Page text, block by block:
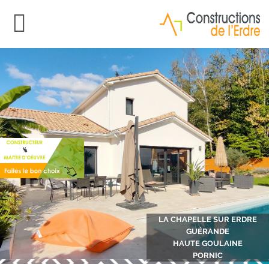
LA CHAPELLE SUR ERDRE
GUÉRANDE
HAUTE GOULAINE
PORNIC